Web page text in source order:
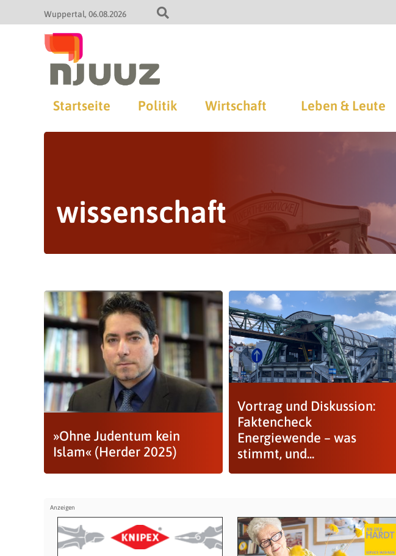
Wuppertal 06.08.2026
Startseite Politik Wirtschaft Leben & Leute
wissenschaft
»Ohne Judentum kein
Islam« (Herder 2025)
Vortrag und Diskussion:
Faktencheck
Energiewende – was
stimmt, und...